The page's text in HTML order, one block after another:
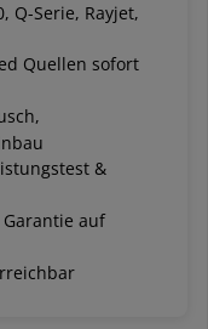
Q-Serie, Rayjet,
Quellen sofort
&
auf